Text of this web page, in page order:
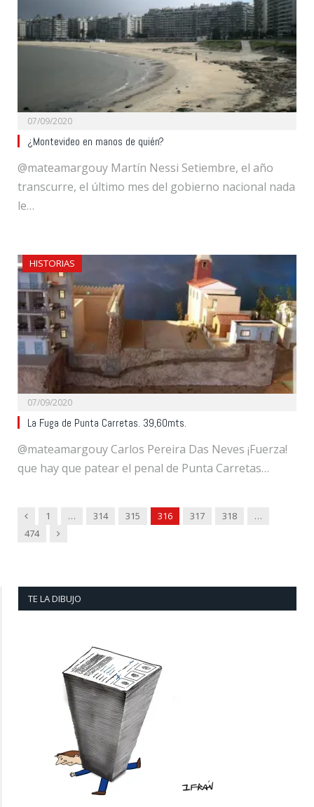
07/09/2020
¿Montevideo en manos de quién?
@mateamargouy Martín Nessi Setiembre, el año
transcurre, el último mes del gobierno nacional nada
le…
HISTORIAS
07/09/2020
La Fuga de Punta Carretas. 39,60mts.
@mateamargouy Carlos Pereira Das Neves ¡Fuerza!
que hay que patear el penal de Punta Carretas…
Previous
1 … 314 315 316 317 318
…
474
Next
TE LA DIBUJO